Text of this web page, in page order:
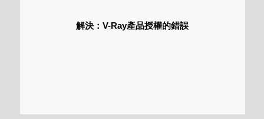
解決：V-Ray產品授權的錯誤